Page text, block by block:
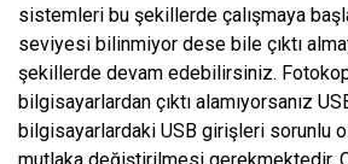
sistemleri bu şekillerde çalışmaya
seviyesi bilinmiyor dese bile çıktı
şekillerde devam edebilirsiniz.
bilgisayarlardan çıktı alamıyorsanız
bilgisayarlardaki USB girişleri sorunlu